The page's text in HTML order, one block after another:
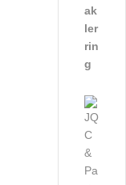
ak
ler
rin
g